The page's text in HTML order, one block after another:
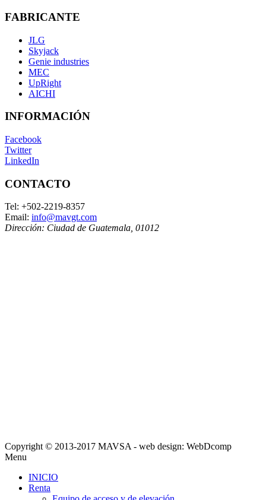
FABRICANTE
JLG
Skyjack
Genie industries
MEC
UpRight
AICHI
INFORMACIÓN
Facebook
Twitter
LinkedIn
CONTACTO
Tel: +502-2219-8357
Email: info@mavgt.com
Dirección: Ciudad de Guatemala 01012
Copyright © 2013-2017 MAVSA - web design: WebDcomp
Menu
INICIO
Renta